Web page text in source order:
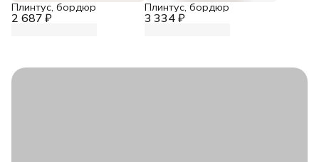
2 687 ₽
Плинтус, бордюр
3 334 ₽
Плинтус, бордюр